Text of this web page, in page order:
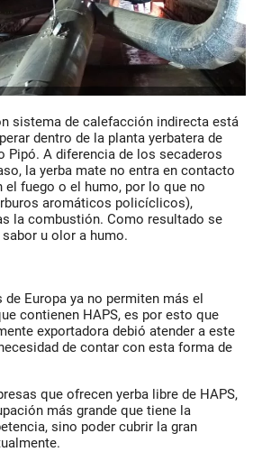
sistema de calefacción indirecta está
dentro de la planta yerbatera de
Pipó. A diferencia de los secaderos
la yerba mate no entra en contacto
el fuego o el humo, por lo que no
aromáticos policíclicos),
la combustión. Como resultado se
u olor a humo.
Europa ya no permiten más el
contienen HAPS, es por esto que
exportadora debió atender a este
de contar con esta forma de
que ofrecen yerba libre de HAPS,
más grande que tiene la
sino poder cubrir la gran